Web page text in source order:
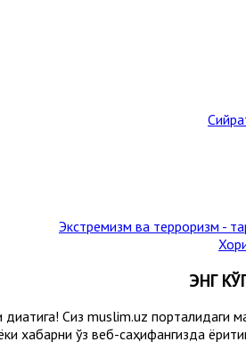
Экстремизм ва терроризм -
ЭНГ
диққатига! Сиз muslim.uz порталидаги
хабарни ўз веб-саҳифангизда